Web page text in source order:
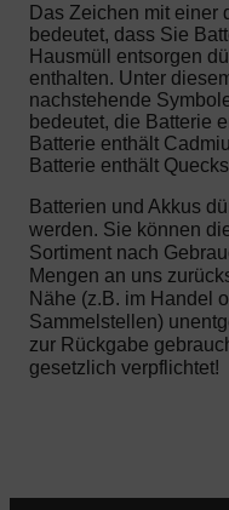
Das Zeichen mit einer
bedeutet, dass Sie
Hausmüll entsorgen
enthalten. Unter
nachstehende
bedeutet, die Batterie
Batterie enthält
Batterie enthält
Batterien und Akkus
werden. Sie können
Sortiment nach
Mengen an uns
Nähe (z.B. im Handel
Sammelstellen)
zur Rückgabe
gesetzlich verpflichtet!